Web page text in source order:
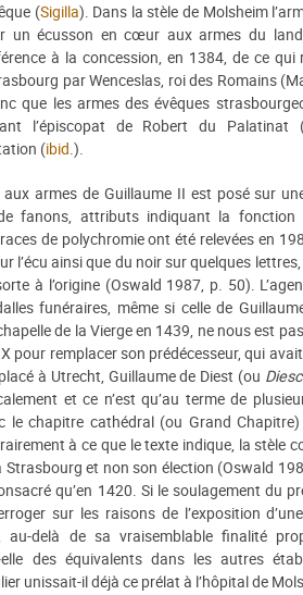
(Sigilla). Dans la stèle de Molsheim
un écusson en cœur aux armes du
à la concession, en 1384, de ce
par Wenceslas, roi des Romains
que les armes des évêques
l’épiscopat de Robert du Palatinat
(ibid.).
armes de Guillaume II est posé sur
fanons, attributs indiquant la fonction
de polychromie ont été relevées en
l’écu ainsi que du noir sur quelques
à l’origine (Oswald 1987, p. 50).
funéraires, même si celle de
de la Vierge en 1439, ne nous est
pour remplacer son prédécesseur, qui
à Utrecht, Guillaume de Diest (ou
et ce n’est qu’au terme de
le chapitre cathédral (ou Grand
à ce que le texte indique, la stèle
Strasbourg et non son élection (Oswald
qu’en 1420. Si le soulagement du
sur les raisons de l’exposition
au-delà de sa vraisemblable finalité
des équivalents dans les autres
unissait-il déjà ce prélat à l’hôpital de